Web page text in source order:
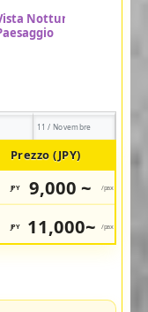
11 / Novembre
Prezzo (JPY)
JPY 9,000 ~ /pax
JPY 11,000~ /pax